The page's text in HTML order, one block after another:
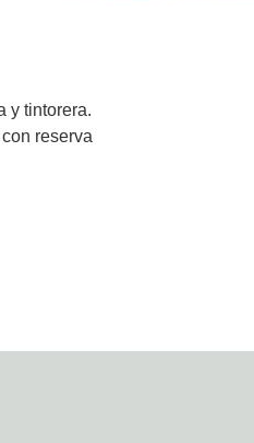
y tintorera.
reserva